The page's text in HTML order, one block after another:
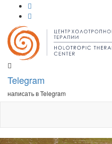
Telegram
написать в Telegram